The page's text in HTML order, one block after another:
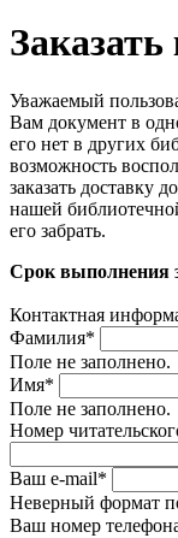
Заказать
Уважаемый
Вам документ в
его нет в других
возможность
заказать доставку
нашей
его забрать.
Срок выполнения
Контактная
Фамилия*
Поле не заполнено.
Имя*
Поле не заполнено.
Номер
Ваш e-mail*
Неверный формат
Ваш номер